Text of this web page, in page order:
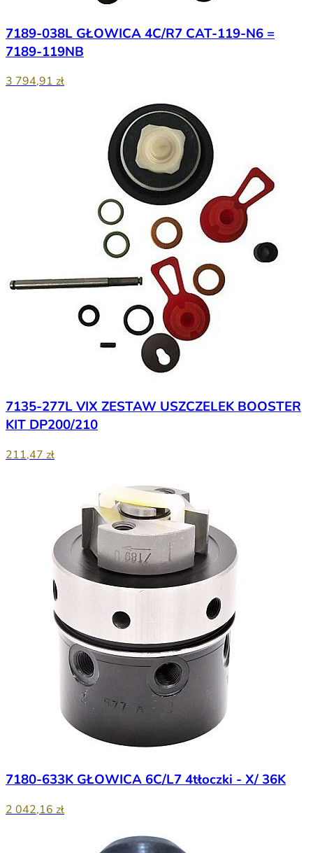
7189-038L GŁOWICA 4C/R7 CAT-119-N6 =
7189-119NB
3 794,91 zł
7135-277L VIX ZESTAW USZCZELEK BOOSTER
KIT DP200/210
211,47 zł
7180-633K GŁOWICA 6C/L7 4tłoczki - X/ 36K
2 042,16 zł